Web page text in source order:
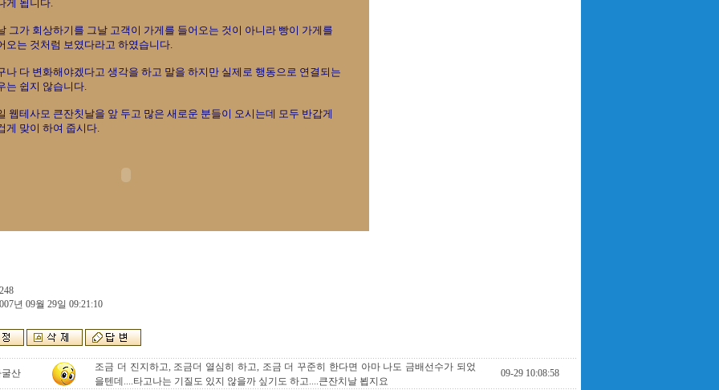
게 됩니다.
그가 회상하기를 그날 고객이 가게를 들어오는 것이 아니라 빵이 가게를
오는 것처럼 보였다라고 하였습니다.
나 다 변화해야겠다고 생각을 하고 말을 하지만 실제로 행동으로 연결되는
는 쉽지 않습니다.
웹테사모 큰잔칫날을 앞 두고 많은 새로운 분들이 오시는데 모두 반갑게
게 맞이 하여 줍시다.
년 09월 29일 09:21:10
굴산
조금 더 진지하고, 조금더 열심히 하고, 조금 더 꾸준히 한다면 아마 나도 금배선수가 되었
을텐데....타고나는 기질도 있지 않을까 싶기도 하고....큰잔치날 뵙지요
09-29 10:08:58